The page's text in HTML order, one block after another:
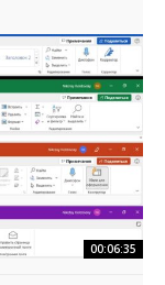
00:06:35